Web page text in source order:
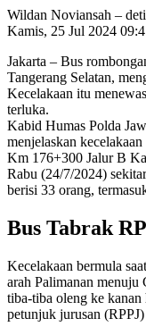
Wildan Noviansah –
Kamis, 25 Jul 2024
Jakarta – Bus
Tangerang Selatan,
Kecelakaan itu
terluka.
Kabid Humas Polda
menjelaskan
Km 176+300 Jalur B
Rabu (24/7/2024)
berisi 33 orang,
Bus Tabrak
Kecelakaan bermula
arah Palimanan
tiba-tiba oleng ke
petunjuk jurusan